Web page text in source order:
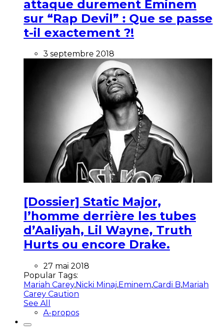
attaque durement Eminem
sur “Rap Devil” : Que se passe
t-il exactement ?!
3 septembre 2018
[Dossier] Static Major,
l’homme derrière les tubes
d’Aaliyah, Lil Wayne, Truth
Hurts ou encore Drake.
27 mai 2018
Popular Tags:
Mariah Carey,Nicki Minaj,Eminem,Cardi B,Mariah
Carey Caution
See All
A-propos